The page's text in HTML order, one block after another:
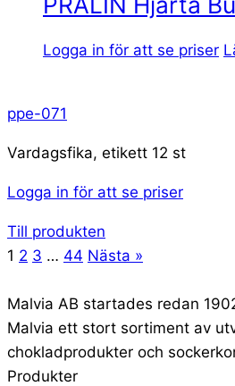
Logga in för att se priser
ppe-071
Vardagsfika, etikett 12 st
Logga in för att se priser
Till produkten
1 2 3 … 44 Nästa »
Malvia AB startades redan
Malvia ett stort sortiment av
chokladprodukter och
Produkter